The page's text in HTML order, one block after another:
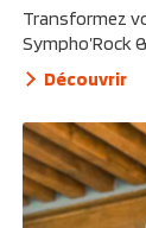
Transformez
Sympho’Rock
Découvrir